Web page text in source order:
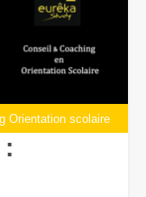
Orientation scolaire